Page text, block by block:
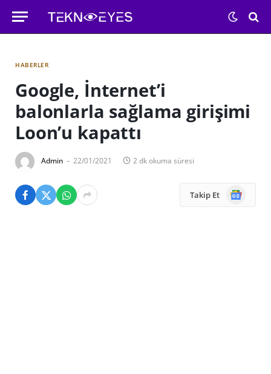
HABERLER
Google, İnternet’i
balonlarla sağlama girişimi
Loon’u kapattı
Admin 22/01/2021 2 dk okuma süresi
Takip Et
Google
News